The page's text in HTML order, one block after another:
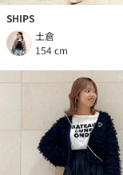
SHIPS
土倉
154 cm